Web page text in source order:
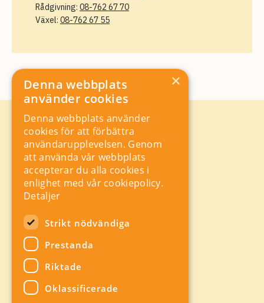
Rådgivning: 08-762 67 70
Växel: 08-762 67 55
Kontakt
Storgatan 19, Box 5501,
114 85 Stockholm
Orgnr: 556625 – 8389
rad@industriarbetsgivarna.se
Rådgivning:08-762 67 70
Växel:08-762 67 55
Hitta snabbt
A-Ö
Visa webbplatser
industriarbetsgivarna.se
Sociala Medier
×
Denna webbplats
använder cookies
Denna webbplats använder
cookies för att förbättra
användarupplevelsen. Genom
att använda vår webbplats
accepterar du alla cookies i
enlighet med vår cookiepolicy.
Detaljer
Strikt nödvändiga
Prestanda
Riktade
Oklassificerade